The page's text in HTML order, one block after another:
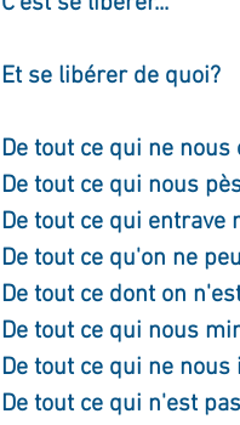
Et se libérer de quoi?
De tout ce qui ne nous
De tout ce qui nous
De tout ce qui entrave
De tout ce qu'on ne
De tout ce dont on
De tout ce qui nous
De tout ce qui ne nous
De tout ce qui n'est